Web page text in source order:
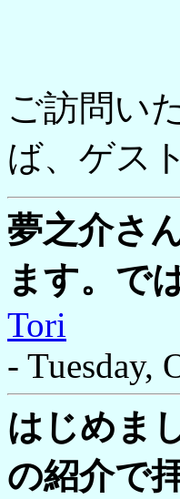
ご訪問い
ば、ゲス
夢之介さ
ます。で
Tori
- Tuesday,
はじめま
の紹介で